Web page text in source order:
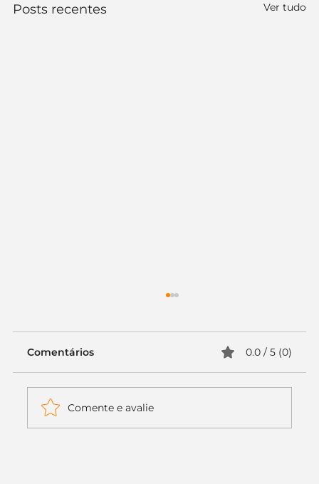
Posts recentes Ver tudo
Comentários 0.0 / 5 (0)
Comente e avalie